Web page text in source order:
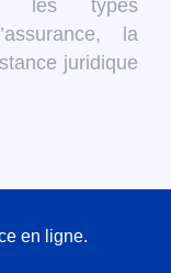
les types
la
juridique
en ligne.